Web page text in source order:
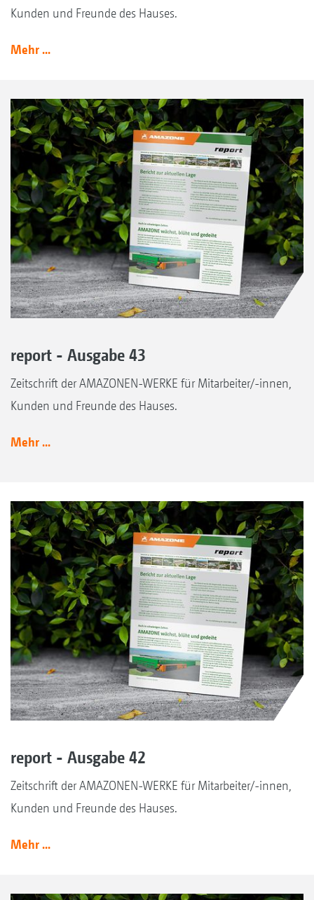
Kunden und Freunde des Hauses.
Mehr ...
report - Ausgabe 43
Zeitschrift der AMAZONEN-WERKE für Mitarbeiter/-innen,
Kunden und Freunde des Hauses.
Mehr ...
report - Ausgabe 42
Zeitschrift der AMAZONEN-WERKE für Mitarbeiter/-innen,
Kunden und Freunde des Hauses.
Mehr ...